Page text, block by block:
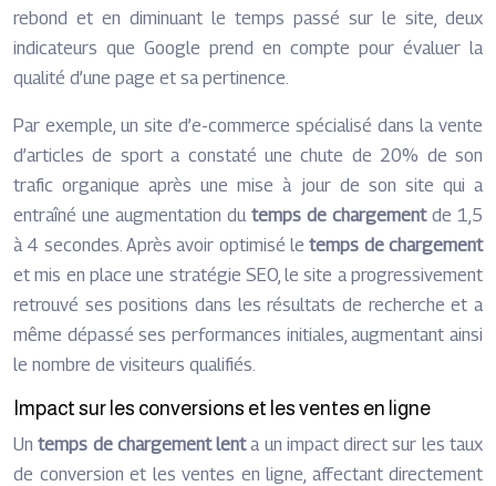
rebond et en diminuant le temps passé sur le site, deux
indicateurs que Google prend en compte pour évaluer la
qualité d’une page et sa pertinence.
Par exemple, un site d’e-commerce spécialisé dans la vente
d’articles de sport a constaté une chute de 20% de son
trafic organique après une mise à jour de son site qui a
entraîné une augmentation du temps de chargement de 1,5
à 4 secondes. Après avoir optimisé letemps de chargement
et mis en place une stratégie SEO, le site a progressivement
retrouvé ses positions dans les résultats de recherche et a
même dépassé ses performances initiales, augmentant ainsi
le nombre de visiteurs qualifiés.
Impact sur les conversions et les ventes en ligne
Untemps de chargement lenta un impact direct sur les taux
de conversion et les ventes en ligne, affectant directement